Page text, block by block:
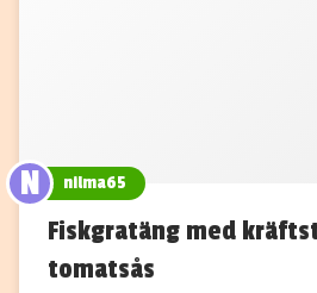
N nilma65
Fiskgratäng med
tomatsås